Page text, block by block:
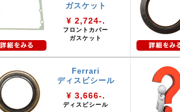
ガスケット
¥ 2,724-.
フロントカバー
ガスケット
Ferrari
ディスビシール
¥ 3,666-.
ディスビシール